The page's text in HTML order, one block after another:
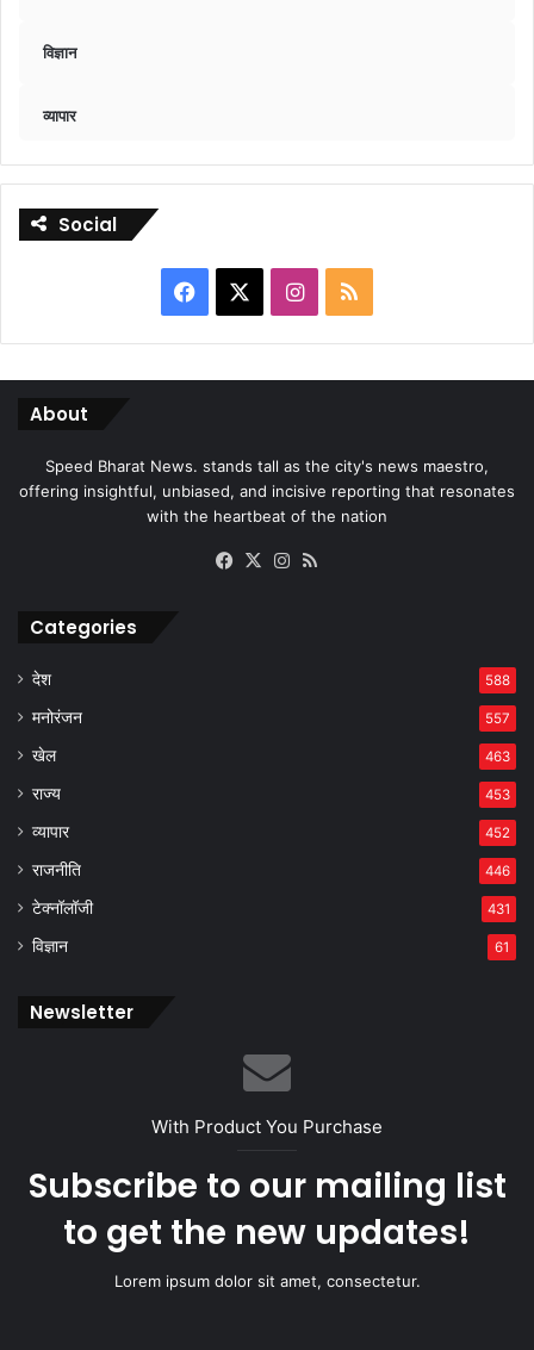
विज्ञान
व्यापार
Social
Facebook Instagram
RSS
About
Speed Bharat News. stands tall as the city's news maestro,
offering insightful, unbiased, and incisive reporting that resonates
with the heartbeat of the nation
Facebook
X Instagram
Categories
देश 588
मनोरंजन 557
खेल 463
राज्य 453
व्यापार 452
राजनीति 446
टेक्नॉलॉजी 431
विज्ञान 61
Newsletter
With Product You Purchase
Subscribe to our mailing list
to get the new updates!
Lorem ipsum dolor sit amet, consectetur.